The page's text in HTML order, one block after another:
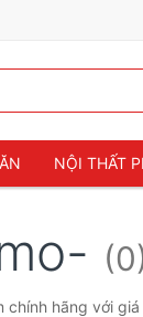
NỘI THẤT
hãng với